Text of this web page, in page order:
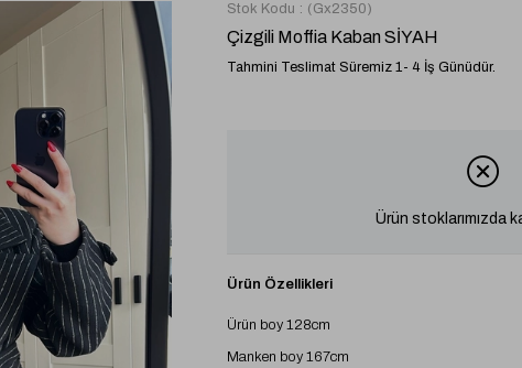
Stok Kodu (Gx2350)
Çizgili Moffia Kaban SİYAH
Tahmini Teslimat Süremiz 1- 4 İş Günüdür.
Ürün stoklarımızda
Ürün Özellikleri
Ürün boy 128cm
Manken boy 167cm